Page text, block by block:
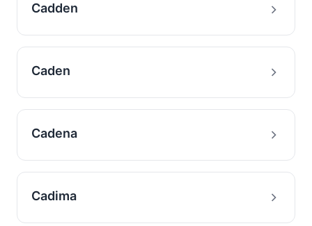
Cadden
Caden
Cadena
Cadima